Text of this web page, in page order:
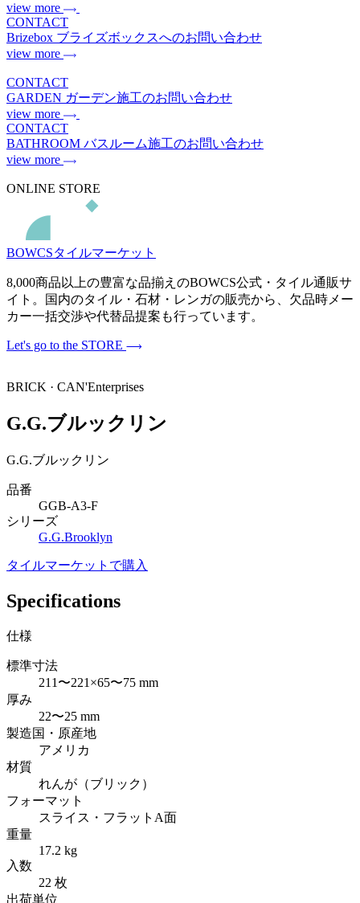
view more
CONTACT
Brizebox ブライズボックスへのお問い合わせ
view more
CONTACT
GARDEN ガーデン施工のお問い合わせ
view more
CONTACT
BATHROOM バスルーム施工のお問い合わせ
view more
ONLINE STORE
BOWCSタイルマーケット
8,000商品以上の豊富な品揃えのBOWCS公式・タイル通販サ
イト。国内のタイル・石材・レンガの販売から、欠品時メー
カー一括交渉や代替品提案も行っています。
Let's go to the STORE
BRICK · CAN'Enterprises
G.G.ブルックリン
G.G.ブルックリン
品番
GGB-A3-F
シリーズ
G.G.Brooklyn
タイルマーケットで購入
Specifications
仕様
標準寸法
211〜221×65〜75 mm
厚み
22〜25 mm
製造国・原産地
アメリカ
材質
れんが（ブリック）
フォーマット
スライス・フラットA面
重量
17.2 kg
入数
22 枚
出荷単位